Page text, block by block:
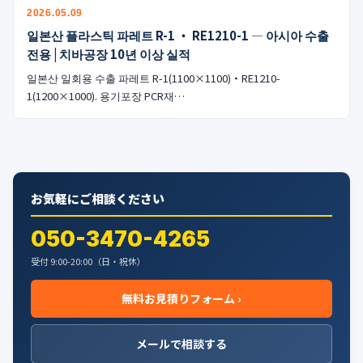
🇺🇸🇰🇷🇹🇼🇻🇳
2026.05.09
일본산 플라스틱 파레트 R-1 ・ RE1210-1 — 아시아 수출
전용 | 치바공장 10년 이상 실적
일본산 일회용 수출 파레트 R-1(1100×1100)・RE1210-
1(1200×1000). 용기포장 PCR재…
お気軽にご相談ください
050-3470-4265
受付 9:00-20:00（日・祝休）
無料お見積りフォーム ›
メールで相談する